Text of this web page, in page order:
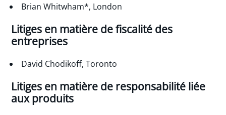
Brian Whitwham*, London
Litiges en matière de fiscalité des
entreprises
David Chodikoff, Toronto
Litiges en matière de responsabilité liée
aux produits